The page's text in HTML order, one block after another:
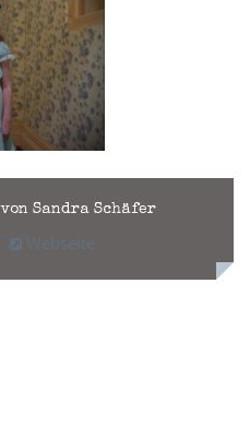
Sandra Schäfer
Webseite